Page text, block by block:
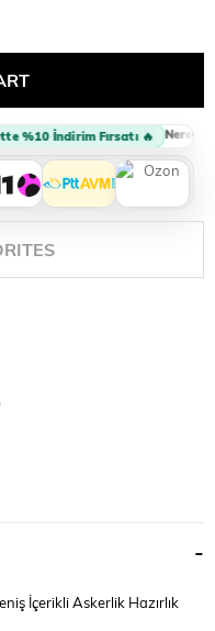
%10 İndirim Fırsatı 🔥 Nereden
İçerikli Askerlik Hazırlık